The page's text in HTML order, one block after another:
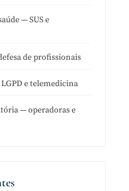
— SUS e
de profissionais
e telemedicina
— operadoras e